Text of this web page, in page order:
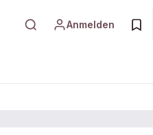
Anmelden